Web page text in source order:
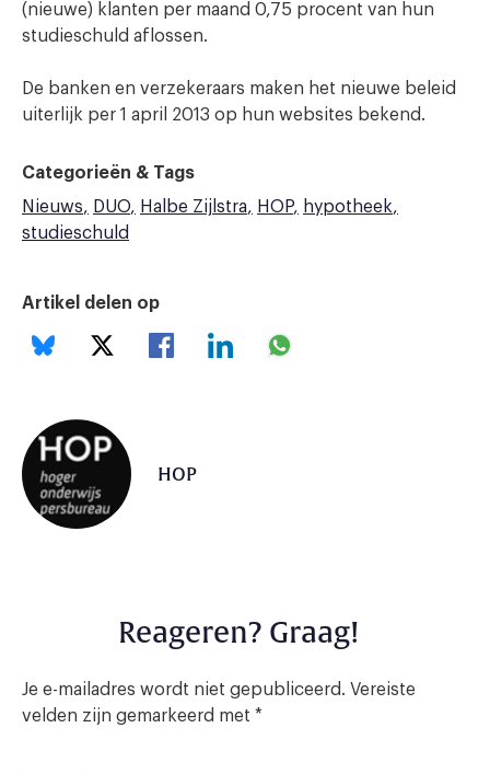
(nieuwe) klanten per maand 0,75 procent van hun
studieschuld aflossen.
De banken en verzekeraars maken het nieuwe beleid
uiterlijk per 1 april 2013 op hun websites bekend.
Categorieën & Tags
Nieuws
DUO Halbe Zijlstra HOP
hypotheek
studieschuld
Artikel delen op
HOP
Reageren? Graag!
Je e-mailadres wordt niet gepubliceerd. Vereiste
velden zijn gemarkeerd met *